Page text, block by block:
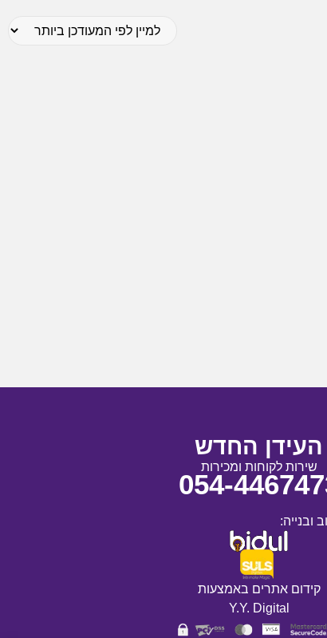
העידן החדש
שירות לקוחות ומכירות
054-
ובנייה:
קידום אתרים באמצעות
Y.Y. Digital